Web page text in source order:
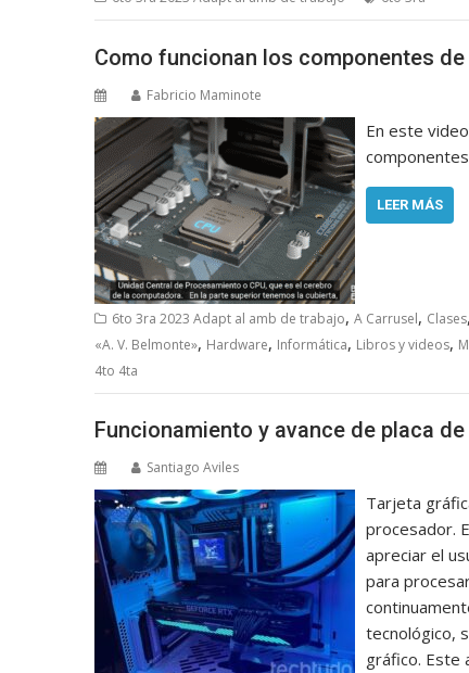
Como funcionan los componentes
Fabricio Maminote
En este
LEER MÁS
6to 3ra 2023 Adapt al amb de trabajo, A Carrusel, Clases,
«A. V. Belmonte», Hardware, Informática, Libros y videos,
4to 4ta
Funcionamiento y avance de placa
Santiago Aviles
Tarjeta
procesador.
apreciar el
para
tecnológico,
gráfico. Este